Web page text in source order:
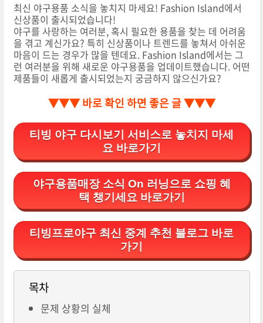
최신 야구용품 소식을 놓치지 마세요! Fashion Island에서
신상품이 출시되었습니다!
야구를 사랑하는 여러분, 혹시 필요한 용품을 찾는 데 어려움
을 겪고 계신가요? 특히 신상품이나 트렌드를 놓쳐서 아쉬운
마음이 드는 경우가 많을 텐데요. Fashion Island에서는 그
런 여러분을 위해 새로운 야구용품을 업데이트했습니다. 어떤
제품들이 새롭게 출시되었는지 궁금하지 않으신가요?
▼▼▼ 바로 확인 하면 좋은 글 ▼▼▼
티빙 야구 다시보기 서비스로 놓치지 마세
요 바로가기
야구용품매장 소식 On 러닝으로 쇼핑 혜
택 챙기세요 바로가기
티빙프로야구 최신 중계 추천 블로그 바로
가기
목차
문제 상황의 실체